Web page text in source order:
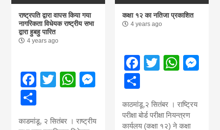
news,
राष्ट्रपति द्वारा वापस किया गया
नागरिकता विधेयक राष्ट्रीय सभा
द्वारा हुबहु पारित
4 years ago
Facebook
TwitterWhatsApp
Messenger
काडमांडू, २ सितंबर । राष्ट्रीय
कक्षा १२ का नतिजा प्रकाशित
4 years ago
Facebook
Twitter
Share
काठमांडू,२ सितंबर । राष्ट्रिय
परीक्षा बोर्ड परीक्षा नियन्त्रण
कार्यलय (कक्षा १२) ने कक्षा